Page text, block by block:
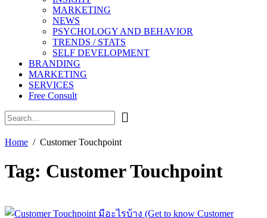
MARKETING
NEWS
PSYCHOLOGY AND BEHAVIOR
TRENDS / STATS
SELF DEVELOPMENT
BRANDING
MARKETING
SERVICES
Free Consult
Home Customer Touchpoint
Tag: Customer Touchpoint